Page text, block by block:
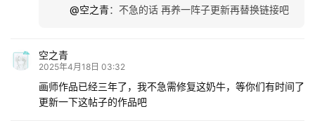
@空之青： 不急的话 再养一阵子更新再替换链接吧
空之青
2025年4月18日 03:32
画师作品已经三年了，我不急需修复这奶牛，等你们有时间了
更新一下这帖子的作品吧